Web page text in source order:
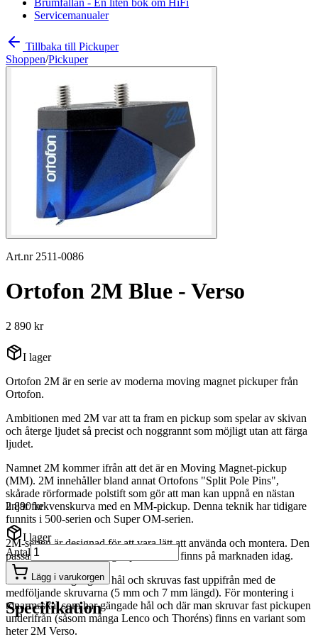
Servicemanualer
Tillbaka till Pickuper
Shoppen/Pickuper
Art.nr 2511-0086
Ortofon 2M Blue - Verso
2 890 kr
I lager
Ortofon 2M är en serie av moderna moving magnet pickuper från
Ortofon.
Ambitionen med 2M var att ta fram en pickup som spelar av skivan
och återge ljudet så precist och noggrannt som möjligt utan att färga
ljudet.
Namnet 2M kommer ifrån att det är en Moving Magnet-pickup
(MM). 2M innehåller bland annat Ortofons "Split Pole Pins",
skårade rörformade polstift som gör att man kan uppnå en nästan
linjär frekvenskurva med en MM-pickup. Denna teknik har tidigare
funnits i 500-serien och Super OM-serien.
2M-serien är designad för att vara lätt att använda och montera. Den
passar på de flesta vanliga spelare som finns på marknaden idag.
2M-serien har gängade hål och skruvas fast uppifrån med de
medföljande skruvarna (5 mm och 7 mm längd). För montering i
tonarmsskal som har gängade hål och där man skruvar fast pickupen
underifrån (såsom många Lenco och Thoréns) finns en variant som
heter 2M Verso.
2 890 kr
I lager
Antal
Lägg i varukorgen
Specifikation